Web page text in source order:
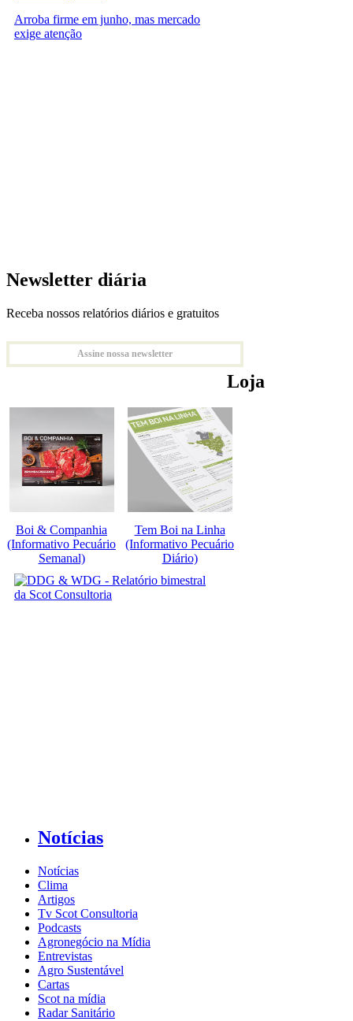
Arroba firme em junho, mas mercado
exige atenção
Newsletter diária
Receba nossos relatórios diários e gratuitos
Assine nossa newsletter
Loja
Boi & Companhia
(Informativo Pecuário
Semanal)
Tem Boi na Linha
(Informativo Pecuário
Diário)
Notícias
Notícias
Clima
Artigos
Tv Scot Consultoria
Podcasts
Agronegócio na Mídia
Entrevistas
Agro Sustentável
Cartas
Scot na mídia
Radar Sanitário